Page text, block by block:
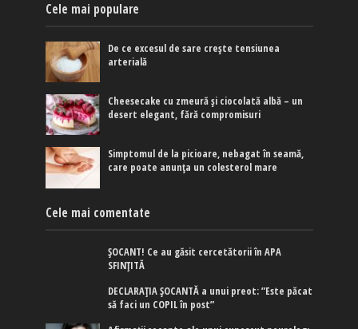
Cele mai populare
De ce excesul de sare crește tensiunea
arterială
Cheesecake cu zmeură și ciocolată albă – un
desert elegant, fără compromisuri
Simptomul de la picioare, nebagat în seamă,
care poate anunța un colesterol mare
Cele mai comentate
ȘOCANT! Ce au găsit cercetătorii în APA
SFINȚITĂ
DECLARAȚIA ȘOCANTĂ a unui preot: ”Este păcat
să faci un COPIL în post”